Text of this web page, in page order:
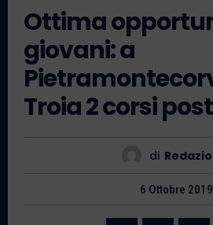
Ottima
giovani: a
Troia 2 corsi
di
6 Ottobre 2019